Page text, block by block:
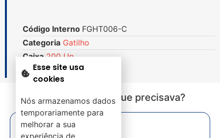
Código Interno FGHT006-C
Categoria Gatilho
Caixa 200 Un.
Não encontrou o que precisava?
Esse site usa
cookies
Nós armazenamos dados
temporariamente para
melhorar a sua
experiência de